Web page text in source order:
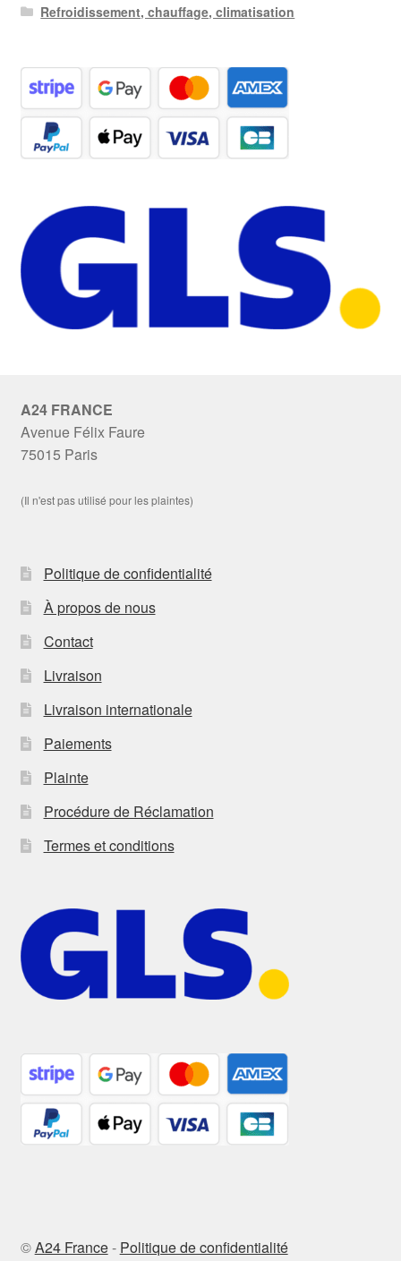
Refroidissement, chauffage, climatisation
A24 FRANCE
Avenue Félix Faure
75015 Paris
(Il n'est pas utilisé pour les plaintes)
Politique de confidentialité
À propos de nous
Contact
Livraison
Livraison internationale
Paiements
Plainte
Procédure de Réclamation
Termes et conditions
©A24 France- Politique de confidentialité